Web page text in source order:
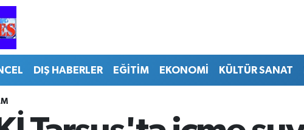
DIŞ HABERLER EĞİTİM EKONOMİ KÜLTÜR SANAT